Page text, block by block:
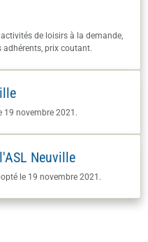
de loisirs à la demande,
prix coutant.
19 novembre 2021.
Neuville
le 19 novembre 2021.